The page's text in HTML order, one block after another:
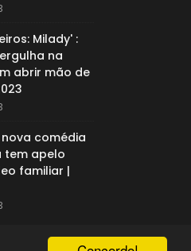
Milady' :
na
abrir mão de
nova comédia
tem apelo
familiar |